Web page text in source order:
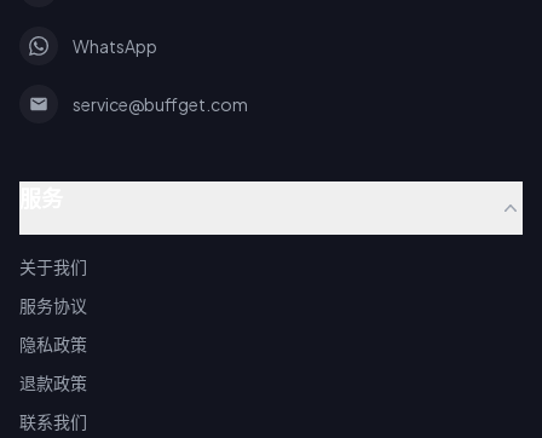
WhatsApp
service@buffget.com
关于我们
服务协议
隐私政策
退款政策
联系我们